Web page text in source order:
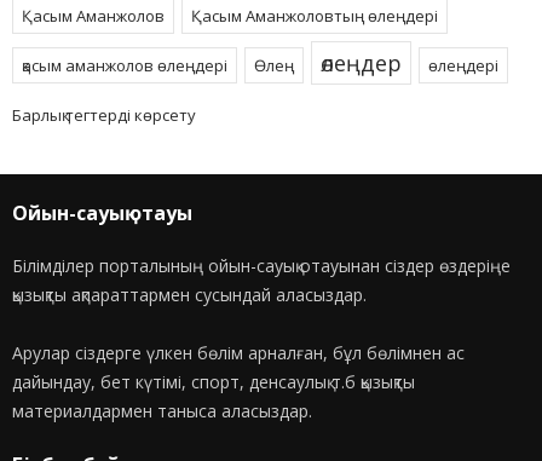
Қасым Аманжолов
Қасым Аманжоловтың өлеңдері
қасым аманжолов өлеңдері Өлең өлеңдер өлеңдері
Барлық тегтерді көрсету
Ойын-сауық отауы
Білімділер порталының ойын-сауық отауынан сіздер өздеріңе
қызықты ақпараттармен сусындай аласыздар.
Арулар сіздерге үлкен бөлім арналған, бұл бөлімнен ас
дайындау, бет күтімі, спорт, денсаулық т.б қызықты
материалдармен таныса аласыздар.